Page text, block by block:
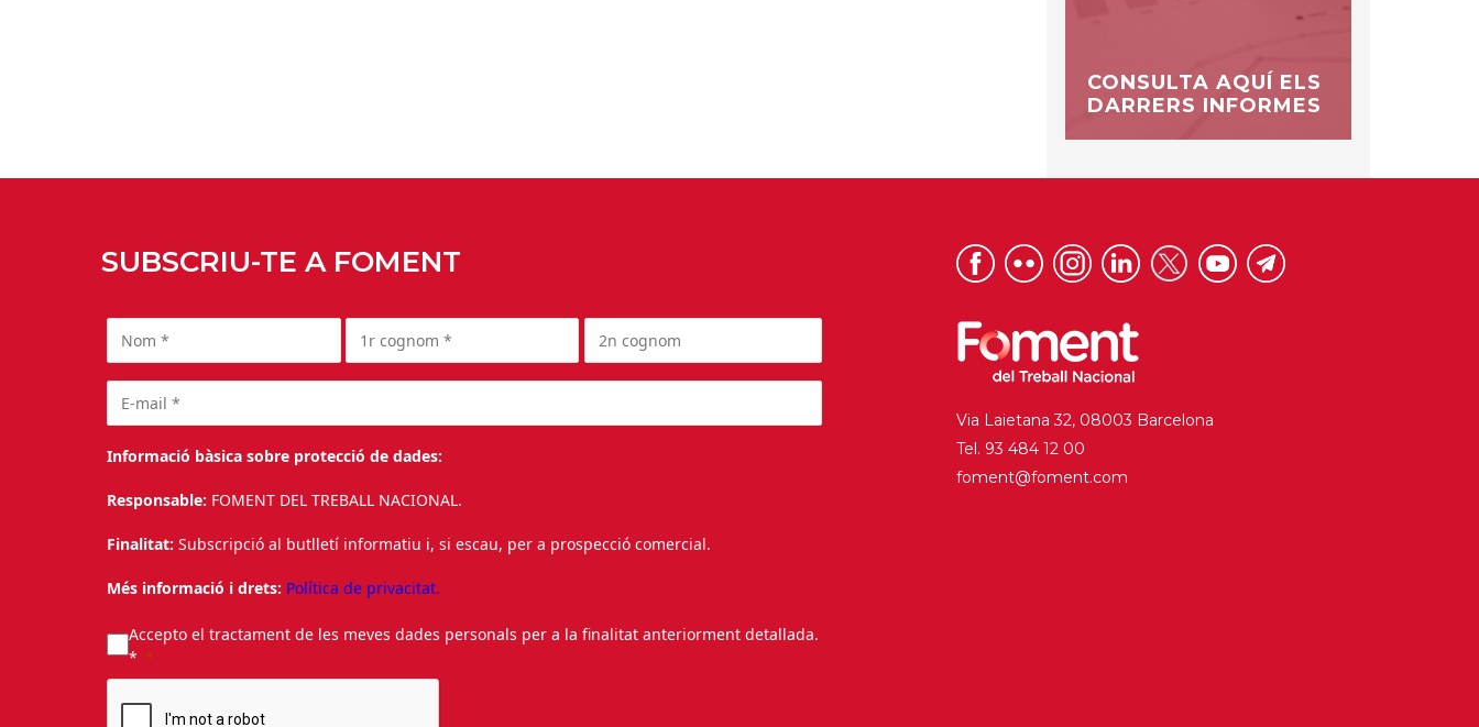
CONSULTA AQUÍ ELS
DARRERS INFORMES
SUBSCRIU-TE A FOMENT
Informació bàsica sobre protecció de dades:
Responsable: FOMENT DEL TREBALL NACIONAL.
Finalitat: Subscripció al butlletí informatiu i, si escau, per a prospecció comercial.
Més informació i drets: Política de privacitat.
Accepto el tractament de les meves dades personals per a la finalitat anteriorment detallada.
*
Via Laietana 32, 08003 Barcelona
Tel. 93 484 12 00
foment@foment.com